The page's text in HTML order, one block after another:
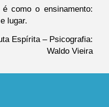
como o ensinamento:
lugar.
Espírita – Psicografia:
Waldo Vieira